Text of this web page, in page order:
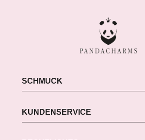
SCHMUCK
KUNDENSERVICE